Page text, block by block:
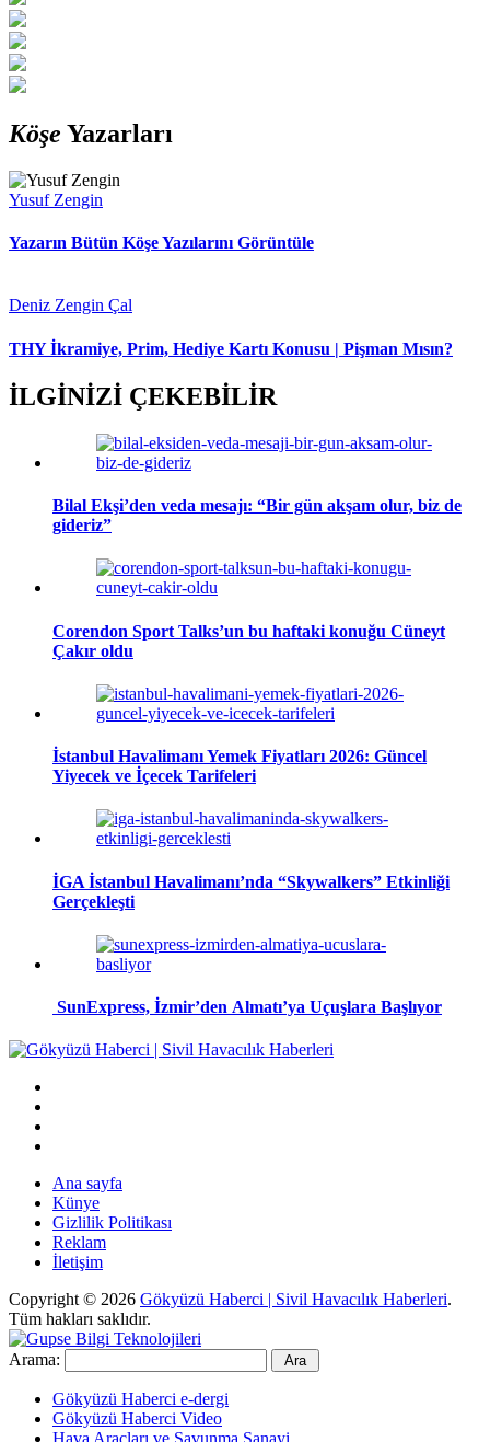
Köşe Yazarları
Yusuf Zengin
Yazarın Bütün Köşe Yazılarını Görüntüle
Deniz Zengin Çal
THY İkramiye, Prim, Hediye Kartı Konusu | Pişman Mısın?
İLGİNİZİ ÇEKEBİLİR
Bilal Ekşi’den veda mesajı: “Bir gün akşam olur, biz de
gideriz”
Corendon Sport Talks’un bu haftaki konuğu Cüneyt
Çakır oldu
İstanbul Havalimanı Yemek Fiyatları 2026: Güncel
Yiyecek ve İçecek Tarifeleri
İGA İstanbul Havalimanı’nda “Skywalkers” Etkinliği
Gerçekleşti
SunExpress, İzmir’den Almatı’ya Uçuşlara Başlıyor
Ana sayfa
Künye
Gizlilik Politikası
Reklam
İletişim
Copyright © 2026 Gökyüzü Haberci | Sivil Havacılık Haberleri.
Tüm hakları saklıdır.
Arama:
Gökyüzü Haberci e-dergi
Gökyüzü Haberci Video